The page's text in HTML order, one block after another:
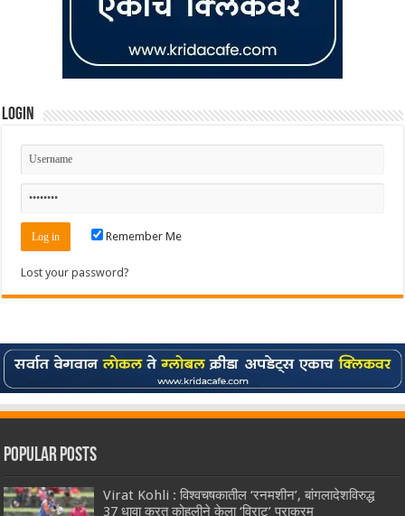
Login
Remember Me
Lost your password?
Popular Posts
Virat Kohli : विश्वचषकातील ‘रनमशीन’, बांगलादेशविरुद्ध
37 धावा करत कोहलीने केला ‘विराट’ पराक्रम